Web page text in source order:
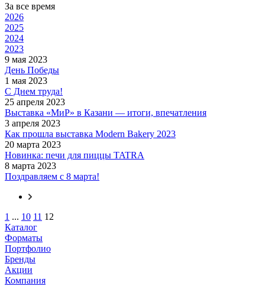
За все время
2026
2025
2024
2023
9 мая 2023
День Победы
1 мая 2023
С Днем труда!
25 апреля 2023
Выставка «МиР» в Казани — итоги, впечатления
3 апреля 2023
Как прошла выставка Modern Bakery 2023
20 марта 2023
Новинка: печи для пиццы TATRA
8 марта 2023
Поздравляем с 8 марта!
1 ... 10 11 12
Каталог
Форматы
Портфолио
Бренды
Акции
Компания